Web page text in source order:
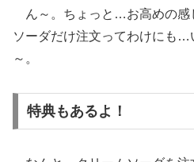
ん～。ちょっと…お高めの感
ソーダだけ注文ってわけにも…
～。
特典もあるよ！